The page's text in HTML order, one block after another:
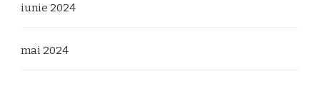
iunie 2024
mai 2024